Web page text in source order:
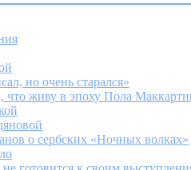
но очень старался»
что живу в эпоху Пола
о сербских «Ночных волках»